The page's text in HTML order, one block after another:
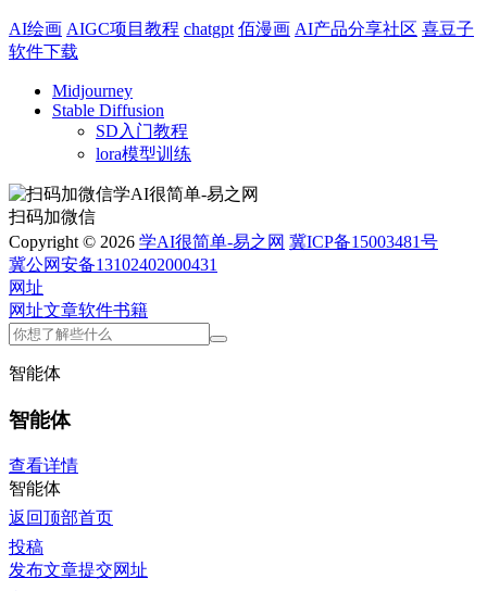
AI绘画 AIGC项目教程 chatgpt 佰漫画 AI产品分享社区 喜豆子
软件下载
Midjourney
Stable Diffusion
SD入门教程
lora模型训练
扫码加微信
Copyright © 2026 学AI很简单-易之网 冀ICP备15003481号
冀公网安备13102402000431
网址
网址文章软件书籍
智能体
智能体
查看详情
智能体
返回顶部首页
投稿
发布文章提交网址